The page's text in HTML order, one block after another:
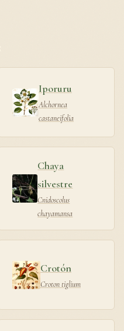
Iporuru
Alchornea
castaneifolia
Chaya
silvestre
Cnidoscolus
chayamansa
Crotón
Croton tiglium